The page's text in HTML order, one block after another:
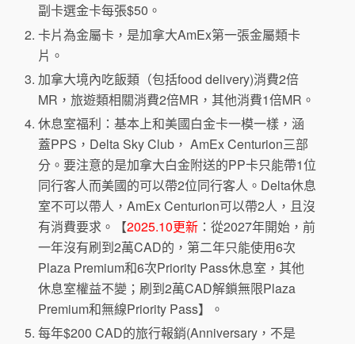
副卡選金卡每張$50。
卡片為金屬卡，是加拿大AmEx第一張金屬類卡
片。
加拿大境內吃飯類（包括food delivery)消費2倍
MR，旅遊類相關消費2倍MR，其他消費1倍MR。
休息室福利：基本上和美國白金卡一模一樣，涵
蓋PPS，Delta Sky Club， AmEx Centurion三部
分。要注意的是加拿大白金附送的PP卡只能帶1位
同行客人而美國的可以帶2位同行客人。Delta休息
室不可以帶人，AmEx Centurion可以帶2人，且沒
有消費要求。【2025.10更新 ：從2027年開始，前
一年沒有刷到2萬CAD的，第二年只能使用6次
Plaza Premium和6次Priority Pass休息室，其他
休息室權益不變；刷到2萬CAD解鎖無限Plaza
Premium和無線Priority Pass】。
每年$200 CAD的旅行報銷(Anniversary，不是